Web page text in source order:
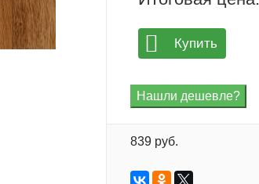
Купить
839 руб.